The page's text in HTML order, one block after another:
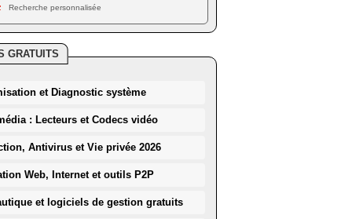
Recherche personnalisée
GRATUITS
et Diagnostic système
: Lecteurs et Codecs vidéo
Antivirus et Vie privée 2026
Web, Internet et outils P2P
et logiciels de gestion gratuits